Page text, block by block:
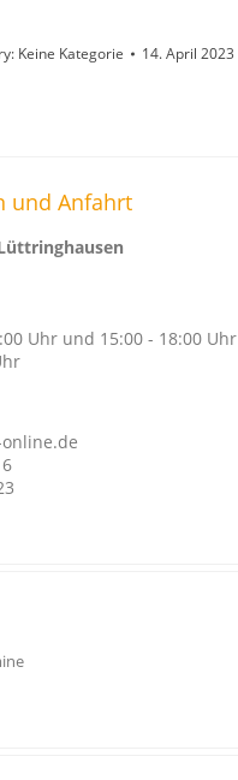
Keine Kategorie 14. April 2023
und Anfahrt
Uhr und 15:00 - 18:00 Uhr